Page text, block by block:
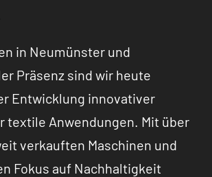
in Neumünster und
Präsenz sind wir heute
Entwicklung innovativer
textile Anwendungen. Mit über
verkauften Maschinen und
Fokus auf Nachhaltigkeit